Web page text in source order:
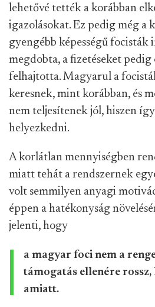
lehetővé tették a korábban
igazolásokat. Ez pedig még a
gyengébb képességű focisták
megdobta, a fizetéseket
felhajtotta. Magyarul a
keresnek, mint korábban, és
nem teljesítenek jól, hiszen
helyezkedni.
A korlátlan mennyiségben
miatt tehát a rendszernek
volt semmilyen anyagi
éppen a hatékonyság
jelenti, hogy
a magyar foci nem a
támogatás ellenére rossz,
amiatt.